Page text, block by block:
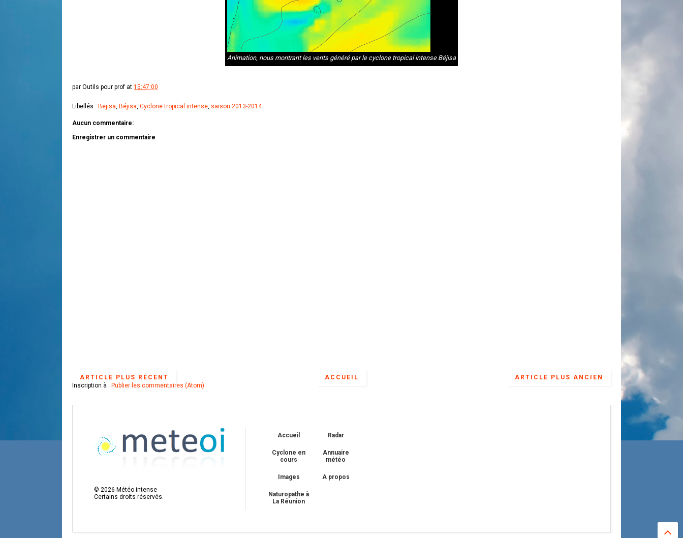
Animation, nous montrant les vents généré par le cyclone tropical intense Béjisa
par Outils pour prof at 15:47:00
Libellés : Bejisa, Béjisa, Cyclone tropical intense, saison 2013-2014
Aucun commentaire:
Enregistrer un commentaire
ARTICLE PLUS RÉCENT ARTICLE PLUS ANCIEN
ACCUEIL
Inscription à : Publier les commentaires (Atom)
©2026 Météo intense
Certains droits réservés.
Accueil Radar
Cyclone en
cours
Annuaire
météo
Images A propos
Naturopathe à
La Réunion